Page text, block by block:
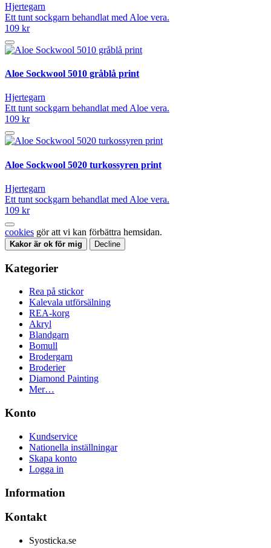
Hjertegarn
Ett tunt sockgarn behandlat med Aloe vera.
109 kr
Aloe Sockwool 5010 gråblå print
Hjertegarn
Ett tunt sockgarn behandlat med Aloe vera.
109 kr
Aloe Sockwool 5020 turkossyren print
Hjertegarn
Ett tunt sockgarn behandlat med Aloe vera.
109 kr
cookies gör att vi kan förbättra hemsidan.
Kakor är ok för mig Decline
Kategorier
Rea på stickor
Kalevala utförsälning
REA-korg
Akryl
Blandgarn
Bomull
Brodergarn
Broderier
Diamond Painting
Mer…
Konto
Kundservice
Nationella inställningar
Skapa konto
Logga in
Information
Kontakt
Syosticka.se